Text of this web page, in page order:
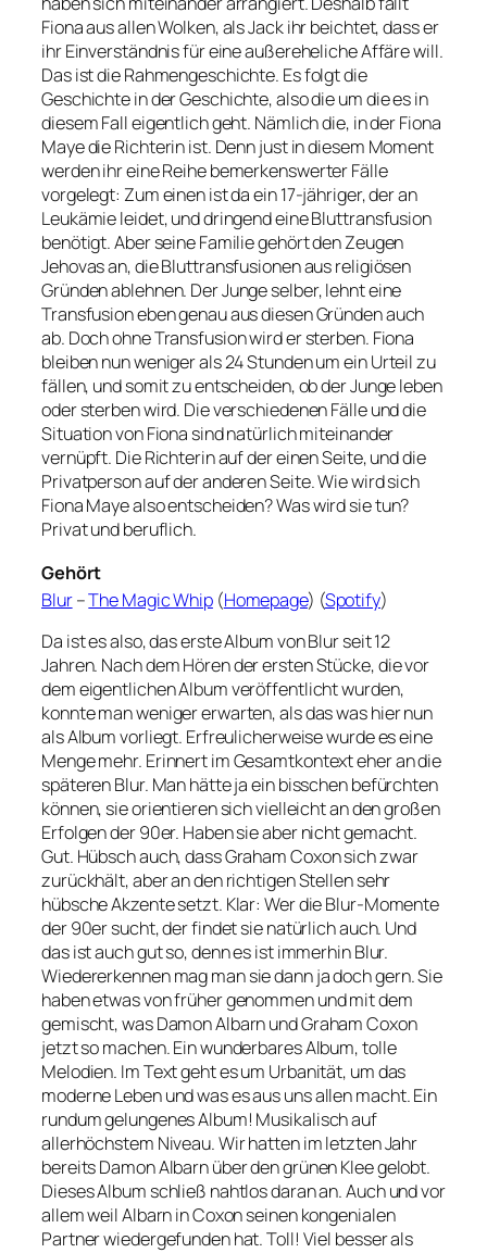
Fiona aus allen Wolken, als Jack ihr beichtet, dass er
ihr Einverständnis für eine außereheliche Affäre will.
Das ist die Rahmengeschichte. Es folgt die
Geschichte in der Geschichte, also die um die es in
diesem Fall eigentlich geht. Nämlich die, in der Fiona
Maye die Richterin ist. Denn just in diesem Moment
werden ihr eine Reihe bemerkenswerter Fälle
vorgelegt: Zum einen ist da ein 17-jähriger, der an
Leukämie leidet, und dringend eine Bluttransfusion
benötigt. Aber seine Familie gehört den Zeugen
Jehovas an, die Bluttransfusionen aus religiösen
Gründen ablehnen. Der Junge selber, lehnt eine
Transfusion eben genau aus diesen Gründen auch
ab. Doch ohne Transfusion wird er sterben. Fiona
bleiben nun weniger als 24 Stunden um ein Urteil zu
fällen, und somit zu entscheiden, ob der Junge leben
oder sterben wird. Die verschiedenen Fälle und die
Situation von Fiona sind natürlich miteinander
vernüpft. Die Richterin auf der einen Seite, und die
Privatperson auf der anderen Seite. Wie wird sich
Fiona Maye also entscheiden? Was wird sie tun?
Privat und beruflich.
Gehört
Blur–The Magic Whip(Homepage) (Spotify)
Da ist es also, das erste Album von Blur seit 12
Jahren. Nach dem Hören der ersten Stücke, die vor
dem eigentlichen Album veröffentlicht wurden,
konnte man weniger erwarten, als das was hier nun
als Album vorliegt. Erfreulicherweise wurde es eine
Menge mehr. Erinnert im Gesamtkontext eher an die
späteren Blur. Man hätte ja ein bisschen befürchten
können, sie orientieren sich vielleicht an den großen
Erfolgen der 90er. Haben sie aber nicht gemacht.
Gut. Hübsch auch, dass Graham Coxon sich zwar
zurückhält, aber an den richtigen Stellen sehr
hübsche Akzente setzt. Klar: Wer die Blur-Momente
der 90er sucht, der findet sie natürlich auch. Und
das ist auch gut so, denn es ist immerhin Blur.
Wiedererkennen mag man sie dann ja doch gern. Sie
haben etwas von früher genommen und mit dem
gemischt, was Damon Albarn und Graham Coxon
jetzt so machen. Ein wunderbares Album, tolle
Melodien. Im Text geht es um Urbanität, um das
moderne Leben und was es aus uns allen macht. Ein
rundum gelungenes Album! Musikalisch auf
allerhöchstem Niveau. Wir hatten im letzten Jahr
bereits Damon Albarn über den grünen Klee gelobt.
Dieses Album schließ nahtlos daran an. Auch und vor
allem weil Albarn in Coxon seinen kongenialen
Partner wiedergefunden hat. Toll! Viel besser als